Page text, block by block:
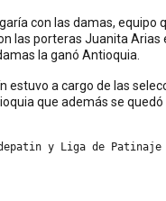
con las damas,
las porteras Juanita
la ganó Antioquia.
estuvo a cargo de las
que además se
y Liga de Patinaje